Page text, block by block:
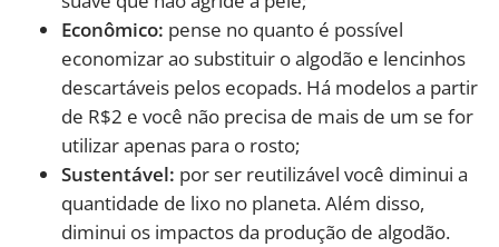
Econômico: pense no quanto é possível
economizar ao substituir o algodão e lencinhos
descartáveis pelos ecopads. Há modelos a partir
de R$2 e você não precisa de mais de um se for
utilizar apenas para o rosto;
Sustentável: por ser reutilizável você diminui a
quantidade de lixo no planeta. Além disso,
diminui os impactos da produção de algodão.